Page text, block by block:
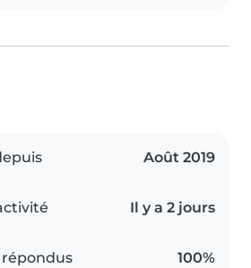
Août 2019
Il y a 2 jours
répondus 100%